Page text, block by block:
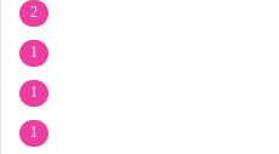
2
1
1
1